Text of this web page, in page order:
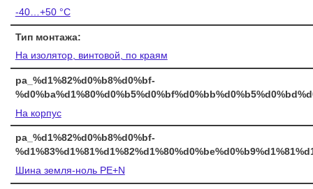
-40…+50 °C
Тип монтажа:
На изолятор, винтовой, по краям
pa_%d1%82%d0%b8%d0%bf-
На корпус
pa_%d1%82%d0%b8%d0%bf-
Шина земля-ноль PE+N